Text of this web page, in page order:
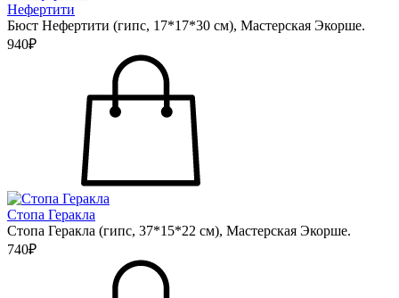
Нефертити
Бюст Нефертити (гипс, 17*17*30 см), Мастерская Экорше.
940₽
Стопа Геракла
Стопа Геракла (гипс, 37*15*22 см), Мастерская Экорше.
740₽